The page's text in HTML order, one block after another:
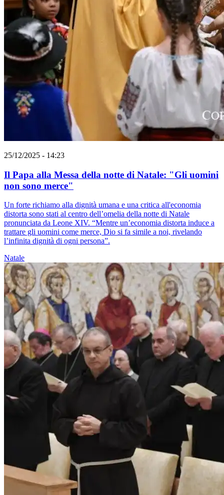
25/12/2025 - 14:23
Il Papa alla Messa della notte di Natale: "Gli uomini
non sono merce"
Un forte richiamo alla dignità umana e una critica all'economia
distorta sono stati al centro dell’omelia della notte di Natale
pronunciata da Leone XIV. “Mentre un’economia distorta induce a
trattare gli uomini come merce, Dio si fa simile a noi, rivelando
l’infinita dignità di ogni persona”.
Natale